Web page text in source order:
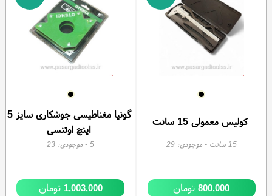
کولیس معمولی 15 سانت
15 سانت - موجودی:29
800,000تومان
گونیا مغناطیسی جوشکاری سایز 5
اینچ اوتنسی
5- موجودی: 23
1,003,000 تومان